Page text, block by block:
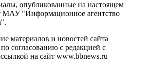
опубликованные на настоящем
МАУ "Информационное агентство
материалов и новостей сайта
по согласованию с редакцией с
на сайт www.bbnews.ru